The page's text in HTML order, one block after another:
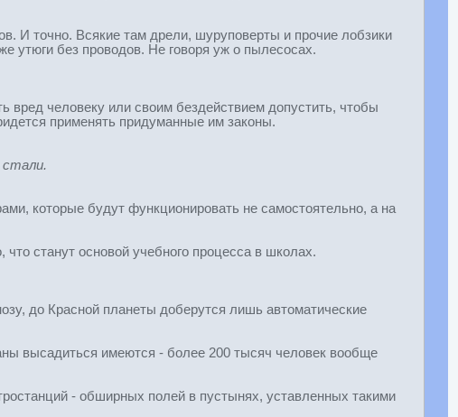
И точно. Всякие там дрели, шуруповерты и прочие лобзики
утюги без проводов. Не говоря уж о пылесосах.
вред человеку или своим бездействием допустить, чтобы
применять придуманные им законы.
стали.
которые будут функционировать не самостоятельно, а на
станут основой учебного процесса в школах.
до Красной планеты доберутся лишь автоматические
высадиться имеются - более 200 тысяч человек вообще
- обширных полей в пустынях, уставленных такими